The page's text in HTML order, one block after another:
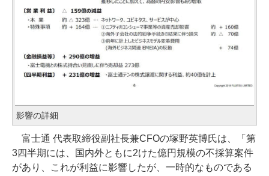
影響の詳細
富士通 代表取締役副社長兼CFOの塚野英博氏は、「第
3四半期には、国内外ともに2けた億円規模の不採算案件
があり、これが利益に影響したが、一時的なものである